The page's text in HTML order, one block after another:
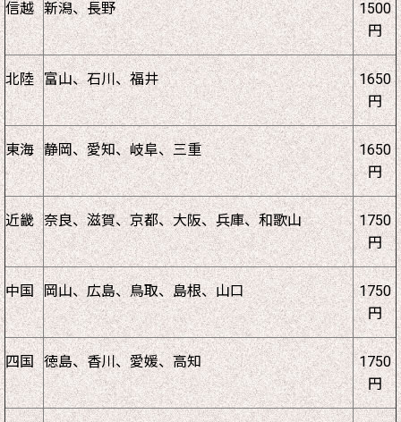
信越 新潟、長野
1500
円
北陸 富山、石川、福井
1650
円
東海 静岡、愛知、岐阜、三重
1650
円
近畿 奈良、滋賀、京都、大阪、兵庫、和歌山
1750
円
中国 岡山、広島、鳥取、島根、山口
1750
円
四国 徳島、香川、愛媛、高知
1750
円